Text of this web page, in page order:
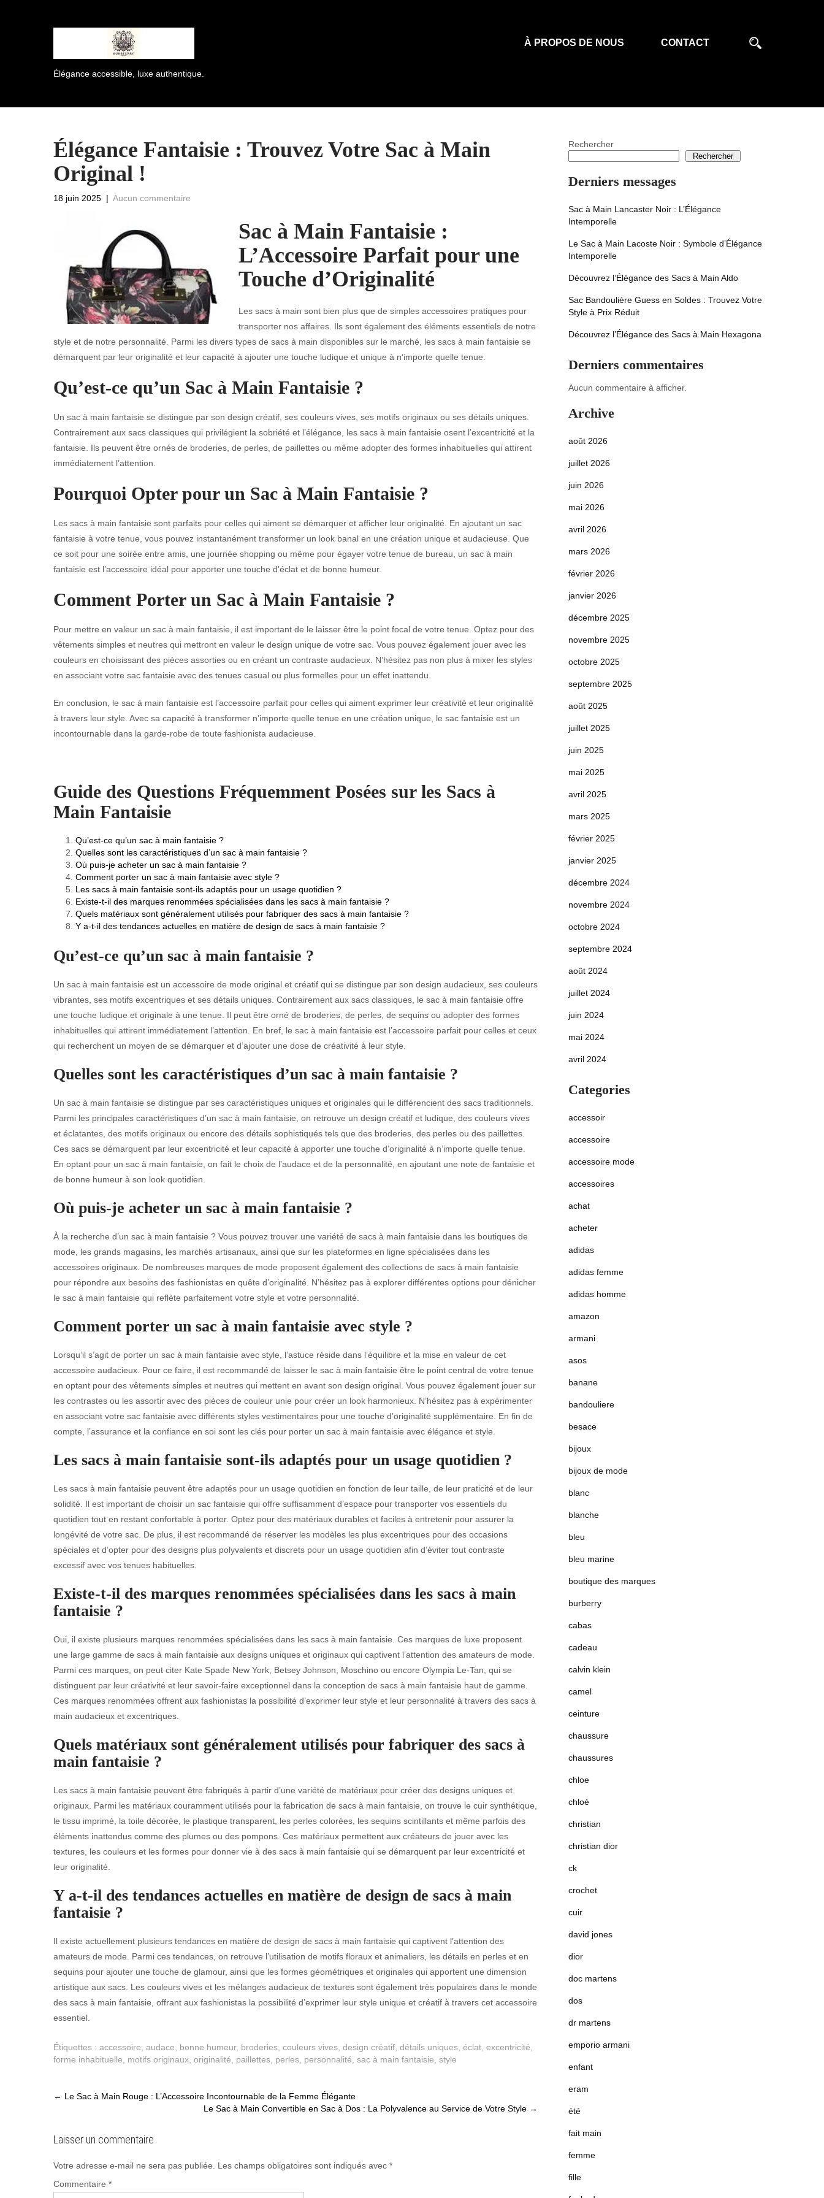
Élégance accessible, luxe authentique.
À PROPOS DE NOUS CONTACT
Élégance Fantaisie : Trouvez Votre Sac à Main
Original !
18 juin 2025 | Aucun commentaire
Sac à Main Fantaisie :
L’Accessoire Parfait pour une
Touche d’Originalité
Les sacs à main sont bien plus que de simples accessoires pratiques pour
transporter nos affaires. Ils sont également des éléments essentiels de notre
style et de notre personnalité. Parmi les divers types de sacs à main disponibles sur le marché, les sacs à main fantaisie se
démarquent par leur originalité et leur capacité à ajouter une touche ludique et unique à n’importe quelle tenue.
Qu’est-ce qu’un Sac à Main Fantaisie ?
Un sac à main fantaisie se distingue par son design créatif, ses couleurs vives, ses motifs originaux ou ses détails uniques.
Contrairement aux sacs classiques qui privilégient la sobriété et l’élégance, les sacs à main fantaisie osent l’excentricité et la
fantaisie. Ils peuvent être ornés de broderies, de perles, de paillettes ou même adopter des formes inhabituelles qui attirent
immédiatement l’attention.
Pourquoi Opter pour un Sac à Main Fantaisie ?
Les sacs à main fantaisie sont parfaits pour celles qui aiment se démarquer et afficher leur originalité. En ajoutant un sac
fantaisie à votre tenue, vous pouvez instantanément transformer un look banal en une création unique et audacieuse. Que
ce soit pour une soirée entre amis, une journée shopping ou même pour égayer votre tenue de bureau, un sac à main
fantaisie est l’accessoire idéal pour apporter une touche d’éclat et de bonne humeur.
Comment Porter un Sac à Main Fantaisie ?
Pour mettre en valeur un sac à main fantaisie, il est important de le laisser être le point focal de votre tenue. Optez pour des
vêtements simples et neutres qui mettront en valeur le design unique de votre sac. Vous pouvez également jouer avec les
couleurs en choisissant des pièces assorties ou en créant un contraste audacieux. N’hésitez pas non plus à mixer les styles
en associant votre sac fantaisie avec des tenues casual ou plus formelles pour un effet inattendu.
En conclusion, le sac à main fantaisie est l’accessoire parfait pour celles qui aiment exprimer leur créativité et leur originalité
à travers leur style. Avec sa capacité à transformer n’importe quelle tenue en une création unique, le sac fantaisie est un
incontournable dans la garde-robe de toute fashionista audacieuse.
Guide des Questions Fréquemment Posées sur les Sacs à
Main Fantaisie
Qu’est-ce qu’un sac à main fantaisie ?
Quelles sont les caractéristiques d’un sac à main fantaisie ?
Où puis-je acheter un sac à main fantaisie ?
Comment porter un sac à main fantaisie avec style ?
Les sacs à main fantaisie sont-ils adaptés pour un usage quotidien ?
Existe-t-il des marques renommées spécialisées dans les sacs à main fantaisie ?
Quels matériaux sont généralement utilisés pour fabriquer des sacs à main fantaisie ?
Y a-t-il des tendances actuelles en matière de design de sacs à main fantaisie ?
Qu’est-ce qu’un sac à main fantaisie ?
Un sac à main fantaisie est un accessoire de mode original et créatif qui se distingue par son design audacieux, ses couleurs
vibrantes, ses motifs excentriques et ses détails uniques. Contrairement aux sacs classiques, le sac à main fantaisie offre
une touche ludique et originale à une tenue. Il peut être orné de broderies, de perles, de sequins ou adopter des formes
inhabituelles qui attirent immédiatement l’attention. En bref, le sac à main fantaisie est l’accessoire parfait pour celles et ceux
qui recherchent un moyen de se démarquer et d’ajouter une dose de créativité à leur style.
Quelles sont les caractéristiques d’un sac à main fantaisie ?
Un sac à main fantaisie se distingue par ses caractéristiques uniques et originales qui le différencient des sacs traditionnels.
Parmi les principales caractéristiques d’un sac à main fantaisie, on retrouve un design créatif et ludique, des couleurs vives
et éclatantes, des motifs originaux ou encore des détails sophistiqués tels que des broderies, des perles ou des paillettes.
Ces sacs se démarquent par leur excentricité et leur capacité à apporter une touche d’originalité à n’importe quelle tenue.
En optant pour un sac à main fantaisie, on fait le choix de l’audace et de la personnalité, en ajoutant une note de fantaisie et
de bonne humeur à son look quotidien.
Où puis-je acheter un sac à main fantaisie ?
À la recherche d’un sac à main fantaisie ? Vous pouvez trouver une variété de sacs à main fantaisie dans les boutiques de
mode, les grands magasins, les marchés artisanaux, ainsi que sur les plateformes en ligne spécialisées dans les
accessoires originaux. De nombreuses marques de mode proposent également des collections de sacs à main fantaisie
pour répondre aux besoins des fashionistas en quête d’originalité. N’hésitez pas à explorer différentes options pour dénicher
le sac à main fantaisie qui reflète parfaitement votre style et votre personnalité.
Comment porter un sac à main fantaisie avec style ?
Lorsqu’il s’agit de porter un sac à main fantaisie avec style, l’astuce réside dans l’équilibre et la mise en valeur de cet
accessoire audacieux. Pour ce faire, il est recommandé de laisser le sac à main fantaisie être le point central de votre tenue
en optant pour des vêtements simples et neutres qui mettent en avant son design original. Vous pouvez également jouer sur
les contrastes ou les assortir avec des pièces de couleur unie pour créer un look harmonieux. N’hésitez pas à expérimenter
en associant votre sac fantaisie avec différents styles vestimentaires pour une touche d’originalité supplémentaire. En fin de
compte, l’assurance et la confiance en soi sont les clés pour porter un sac à main fantaisie avec élégance et style.
Les sacs à main fantaisie sont-ils adaptés pour un usage quotidien ?
Les sacs à main fantaisie peuvent être adaptés pour un usage quotidien en fonction de leur taille, de leur praticité et de leur
solidité. Il est important de choisir un sac fantaisie qui offre suffisamment d’espace pour transporter vos essentiels du
quotidien tout en restant confortable à porter. Optez pour des matériaux durables et faciles à entretenir pour assurer la
longévité de votre sac. De plus, il est recommandé de réserver les modèles les plus excentriques pour des occasions
spéciales et d’opter pour des designs plus polyvalents et discrets pour un usage quotidien afin d’éviter tout contraste
excessif avec vos tenues habituelles.
Existe-t-il des marques renommées spécialisées dans les sacs à main
fantaisie ?
Oui, il existe plusieurs marques renommées spécialisées dans les sacs à main fantaisie. Ces marques de luxe proposent
une large gamme de sacs à main fantaisie aux designs uniques et originaux qui captivent l’attention des amateurs de mode.
Parmi ces marques, on peut citer Kate Spade New York, Betsey Johnson, Moschino ou encore Olympia Le-Tan, qui se
distinguent par leur créativité et leur savoir-faire exceptionnel dans la conception de sacs à main fantaisie haut de gamme.
Ces marques renommées offrent aux fashionistas la possibilité d’exprimer leur style et leur personnalité à travers des sacs à
main audacieux et excentriques.
Quels matériaux sont généralement utilisés pour fabriquer des sacs à
main fantaisie ?
Les sacs à main fantaisie peuvent être fabriqués à partir d’une variété de matériaux pour créer des designs uniques et
originaux. Parmi les matériaux couramment utilisés pour la fabrication de sacs à main fantaisie, on trouve le cuir synthétique,
le tissu imprimé, la toile décorée, le plastique transparent, les perles colorées, les sequins scintillants et même parfois des
éléments inattendus comme des plumes ou des pompons. Ces matériaux permettent aux créateurs de jouer avec les
textures, les couleurs et les formes pour donner vie à des sacs à main fantaisie qui se démarquent par leur excentricité et
leur originalité.
Y a-t-il des tendances actuelles en matière de design de sacs à main
fantaisie ?
Il existe actuellement plusieurs tendances en matière de design de sacs à main fantaisie qui captivent l’attention des
amateurs de mode. Parmi ces tendances, on retrouve l’utilisation de motifs floraux et animaliers, les détails en perles et en
sequins pour ajouter une touche de glamour, ainsi que les formes géométriques et originales qui apportent une dimension
artistique aux sacs. Les couleurs vives et les mélanges audacieux de textures sont également très populaires dans le monde
des sacs à main fantaisie, offrant aux fashionistas la possibilité d’exprimer leur style unique et créatif à travers cet accessoire
essentiel.
Étiquettes : accessoire audace bonne humeur, broderies couleurs vives design créatif détails uniques éclat excentricité
forme inhabituelle
motifs originaux originalité paillettes perles personnalité sac à main fantaisie style
Post
← Le Sac à Main Rouge : L’Accessoire Incontournable de la Femme Élégante
Le Sac à Main Convertible en Sac à Dos : La Polyvalence au Service de Votre Style →
Laisser un commentaire
Votre adresse e-mail ne sera pas publiée. Les champs obligatoires sont indiqués avec *
Commentaire *
Rechercher
Rechercher
Derniers messages
Sac à Main Lancaster Noir : L’Élégance
Intemporelle
Le Sac à Main Lacoste Noir : Symbole d’Élégance
Intemporelle
Découvrez l’Élégance des Sacs à Main Aldo
Sac Bandoulière Guess en Soldes : Trouvez Votre
Style à Prix Réduit
Découvrez l’Élégance des Sacs à Main Hexagona
Derniers commentaires
Aucun commentaire à afficher.
Archive
août 2026
juillet 2026
juin 2026
mai 2026
avril 2026
mars 2026
février 2026
janvier 2026
décembre 2025
novembre 2025
octobre 2025
septembre 2025
août 2025
juillet 2025
juin 2025
mai 2025
avril 2025
mars 2025
février 2025
janvier 2025
décembre 2024
novembre 2024
octobre 2024
septembre 2024
août 2024
juillet 2024
juin 2024
mai 2024
avril 2024
Categories
accessoir
accessoire
accessoire mode
accessoires
achat
acheter
adidas
adidas femme
adidas homme
amazon
armani
asos
banane
bandouliere
besace
bijoux
bijoux de mode
blanc
blanche
bleu
bleu marine
boutique des marques
burberry
cabas
cadeau
calvin klein
camel
ceinture
chaussure
chaussures
chloe
chloé
christian
christian dior
ck
crochet
cuir
david jones
dior
doc martens
dos
dr martens
emporio armani
enfant
eram
été
fait main
femme
fille